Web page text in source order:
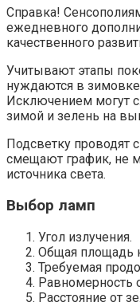
Справка!
ежедневного
качественного
Учитывают этапы
нуждаются в
Исключением могут
зимой и зелень на
Подсветку проводят
смещают график, не
источника света.
Выбор ламп
Угол излучения.
Общая площадь
Требуемая
Равномерность
Расстояние от